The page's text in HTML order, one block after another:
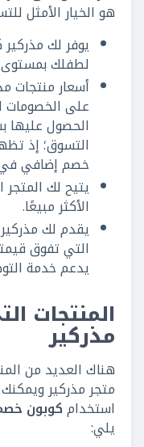
هو الخيار الأمثل
يوفر لك
لطفلك بمستوى
أسعار منتجات
على الخصومات
الحصول
التسوق؛ إذ
خصم إضافي في
يتيح لك
الأكثر مبيعًا.
يقدم لك
يدعم خدمة
المنتجات
مذركير
هناك العديد من
متجر مذركير
استخدامكوبون
يلي: